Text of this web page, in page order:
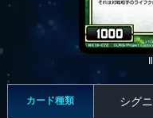
カード種類 シグニ